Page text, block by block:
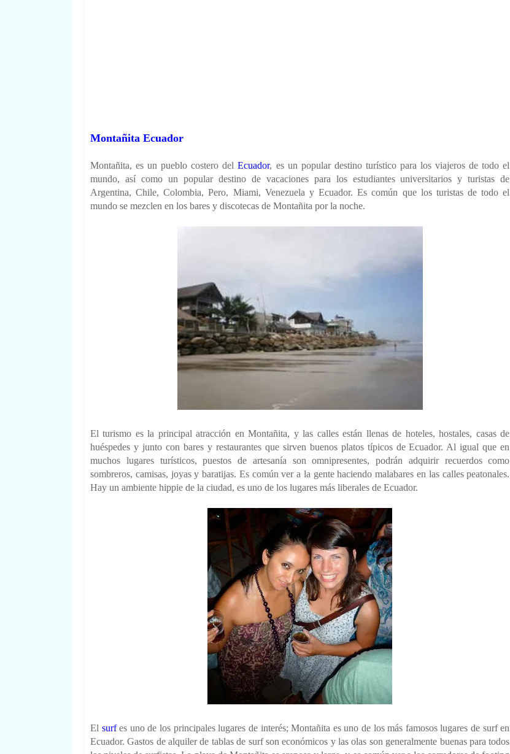
Montañita Ecuador
Montañita, es un pueblo costero delEcuador, es un popular destino turístico para los viajeros de todo el
mundo, así como un popular destino de vacaciones para los estudiantes universitarios y turistas de
Argentina, Chile, Colombia, Pero, Miami, Venezuela y Ecuador. Es común que los turistas de todo el
mundo se mezclen en los bares y discotecas de Montañita por la noche.
El turismo es la principal atracción en Montañita, y las calles están llenas de hoteles, hostales, casas de
huéspedes y junto con bares y restaurantes que sirven buenos platos típicos de Ecuador. Al igual que en
muchos lugares turísticos, puestos de artesanía son omnipresentes, podrán adquirir recuerdos como
sombreros, camisas, joyas y baratijas. Es común ver a la gente haciendo malabares en las calles peatonales.
Hay un ambiente hippie de la ciudad, es uno de los lugares más liberales de Ecuador.
El surfes uno de los principales lugares de interés; Montañita es uno de los más famosos lugares de surf en
Ecuador. Gastos de alquiler de tablas de surf son económicos y las olas son generalmente buenas para todos